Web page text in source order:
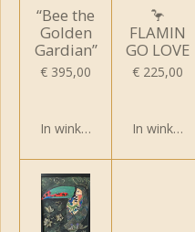
“Bee the
Golden
Gardian”
€ 395,00
In winkelwagen
🦩
FLAMIN
GO LOVE
€ 225,00
In